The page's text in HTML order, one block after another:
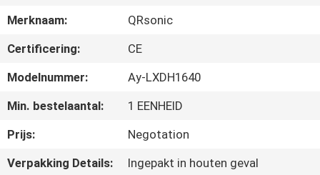
KWALITEITSCONTROLE
CONTACT
MET
ONS
OP
Merknaam:
QRsonic
Certificering:
CE
Modelnummer:
Ay-LXDH1640
Min. bestelaantal:
1 EENHEID
Prijs:
Negotation
Verpakking Details:
Ingepakt in houten geval